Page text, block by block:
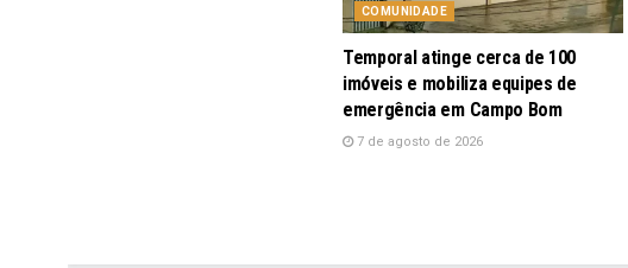
COMUNIDADE
Temporal atinge cerca de 100
imóveis e mobiliza equipes de
emergência em Campo Bom
7 de agosto de 2026